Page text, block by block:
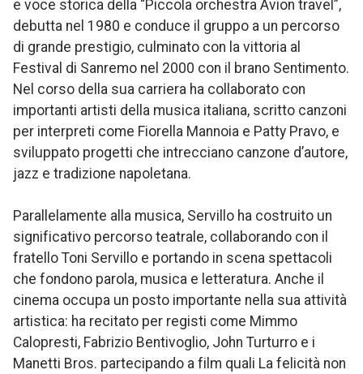
e voce storica della “Piccola orchestra Avion travel”,
debutta nel 1980 e conduce il gruppo a un percorso
di grande prestigio, culminato con la vittoria al
Festival di Sanremo nel 2000 con il brano Sentimento.
Nel corso della sua carriera ha collaborato con
importanti artisti della musica italiana, scritto canzoni
per interpreti come Fiorella Mannoia e Patty Pravo, e
sviluppato progetti che intrecciano canzone d’autore,
jazz e tradizione napoletana.
Parallelamente alla musica, Servillo ha costruito un
significativo percorso teatrale, collaborando con il
fratello Toni Servillo e portando in scena spettacoli
che fondono parola, musica e letteratura. Anche il
cinema occupa un posto importante nella sua attività
artistica: ha recitato per registi come Mimmo
Calopresti, Fabrizio Bentivoglio, John Turturro e i
Manetti Bros. partecipando a film quali La felicità non